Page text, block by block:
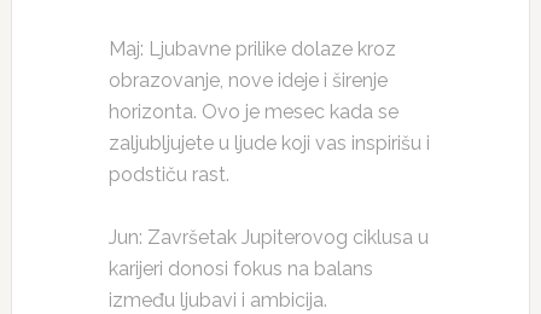
Maj: Ljubavne prilike dolaze kroz
obrazovanje, nove ideje i širenje
horizonta. Ovo je mesec kada se
zaljubljujete u ljude koji vas inspirišu i
podstiču rast.
Jun: Završetak Jupiterovog ciklusa u
karijeri donosi fokus na balans
između ljubavi i ambicija.